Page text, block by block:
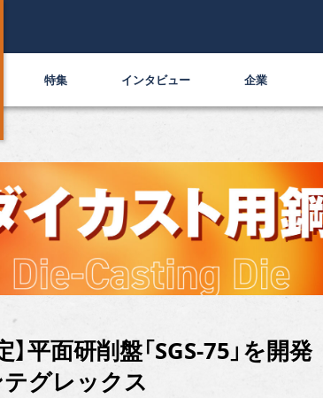
特集 インタビュー 企業
】平面研削盤「SGS‐75」を開発
グレックス